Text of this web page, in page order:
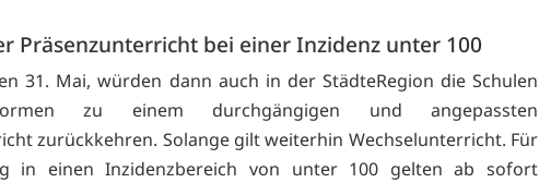
Präsenzunterricht bei einer Inzidenz unter 100
31. Mai, würden dann auch in der StädteRegion die Schulen
zu einem durchgängigen und angepassten
zurückkehren. Solange gilt weiterhin Wechselunterricht. Für
in einen Inzidenzbereich von unter 100 gelten ab sofort